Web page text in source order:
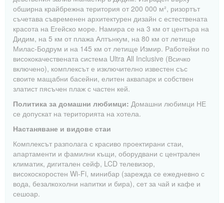
обширна крайбрежна територия от 200 000 м², ризортът
съчетава съвременен архитектурен дизайн с естествената
красота на Егейско море. Намира се на 3 км от центъра на
Дидим, на 5 км от плажа Алтънкум, на 80 км от летище
Милас-Бодрум и на 145 км от летище Измир. Работейки по
висококачествената система Ultra All Inclusive (Всичко
включено), комплексът е изключително известен със
своите мащабни басейни, елитен аквапарк и собствен
златист пясъчен плаж с частен кей.
Политика за домашни любимци: Домашни любимци НЕ
се допускат на територията на хотела.
Настаняване и видове стаи
Комплексът разполага с красиво проектирани стаи,
апартаменти и фамилни къщи, оборудвани с централен
климатик, дигитален сейф, LCD телевизор,
високоскоростен Wi-Fi, минибар (зарежда се ежедневно с
вода, безалкохолни напитки и бира), сет за чай и кафе и
сешоар.